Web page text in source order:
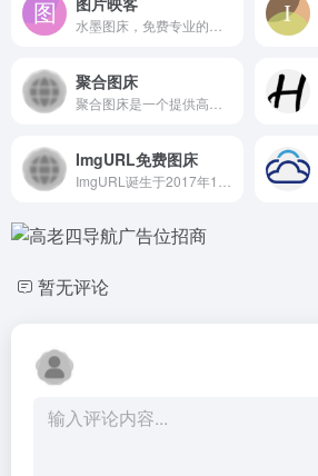
聚合图床
ImgURL免费图床
暂无评论